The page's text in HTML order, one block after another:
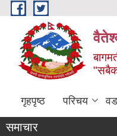
Skip to main content
गृहपृष्ठ परिचय
समाचार